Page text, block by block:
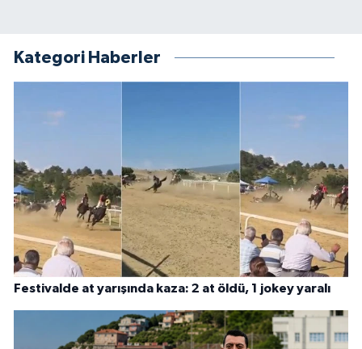
Kategori Haberler
Festivalde at yarışında kaza: 2 at öldü, 1 jokey yaralı